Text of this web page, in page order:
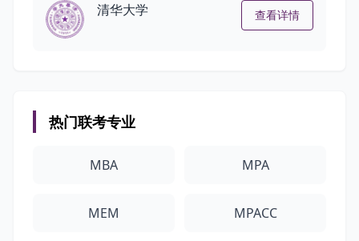
清华大学 查看详情
热门联考专业
MBA MPA
MEM MPACC